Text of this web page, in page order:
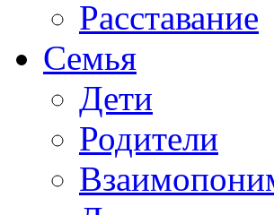
Расставание
Семья
Дети
Родители